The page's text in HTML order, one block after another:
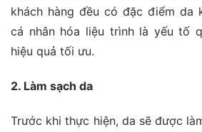
khách hàng đều có đặc điểm da
cá nhân hóa liệu trình là yếu tố
hiệu quả tối ưu.
2. Làm sạch da
Trước khi thực hiện, da sẽ được